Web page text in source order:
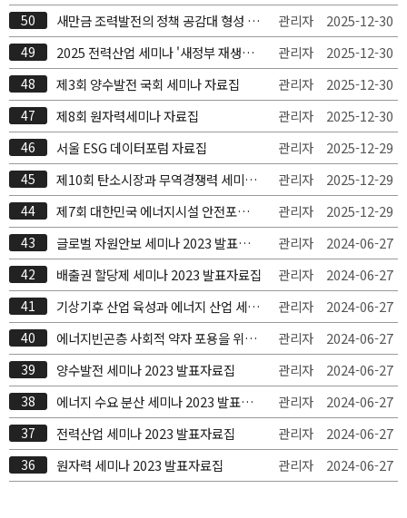
지 세미나 자료집
50
새만금 조력발전의 정책 공감대 형성 및
당위성 확보를 위한 국회세미나 자료집
관리자 2025-12-30
49
2025 전력산업 세미나 '새정부 재생에
너지 보급 확대를 위한 에너지정책 거버
넌스 방향성' 자료집
관리자 2025-12-30
48 제3회 양수발전 국회 세미나 자료집 관리자 2025-12-30
47 제8회 원자력세미나 자료집 관리자 2025-12-30
46 서울 ESG 데이터포럼 자료집 관리자 2025-12-29
45
제10회 탄소시장과 무역경쟁력 세미나
자료집
관리자 2025-12-29
44
제7회 대한민국 에너지시설 안전포럼
자료집
관리자 2025-12-29
43
글로벌 자원안보 세미나 2023 발표자료
집
관리자 2024-06-27
42 배출권 할당제 세미나 2023 발표자료집 관리자 2024-06-27
41
기상기후 산업 육성과 에너지 산업 세미
나 2023 발표자료집
관리자 2024-06-27
40
에너지빈곤층 사회적 약자 포용을 위한
에너지복지 좌담회 2023 발표자료집
관리자 2024-06-27
39 양수발전 세미나 2023 발표자료집 관리자 2024-06-27
38
에너지 수요 분산 세미나 2023 발표자
료집
관리자 2024-06-27
37 전력산업 세미나 2023 발표자료집 관리자 2024-06-27
36 원자력 세미나 2023 발표자료집 관리자 2024-06-27